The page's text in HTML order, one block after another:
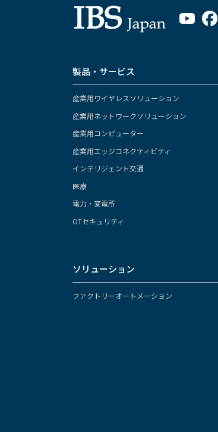
製品・サービス
産業用ワイヤレスソリューション
産業用ネットワークソリューション
産業用コンピューター
産業用エッジコネクティビティ
インテリジェント交通
医療
電力・変電所
OTセキュリティ
ソリューション
ファクトリーオートメーション